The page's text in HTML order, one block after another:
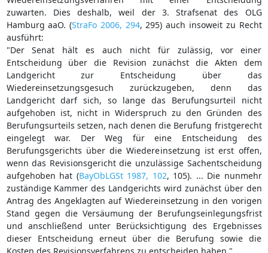
zuwarten. Dies deshalb, weil der 3. Strafsenat des OLG
Hamburg aaO. (StraFo 2006, 294, 295) auch insoweit zu Recht
ausführt:
"Der Senat hält es auch nicht für zulässig, vor einer
Entscheidung über die Revision zunächst die Akten dem
Landgericht zur Entscheidung über das
Wiedereinsetzungsgesuch zurückzugeben, denn das
Landgericht darf sich, so lange das Berufungsurteil nicht
aufgehoben ist, nicht in Widerspruch zu den Gründen des
Berufungsurteils setzen, nach denen die Berufung fristgerecht
eingelegt war. Der Weg für eine Entscheidung des
Berufungsgerichts über die Wiedereinsetzung ist erst offen,
wenn das Revisionsgericht die unzulässige Sachentscheidung
aufgehoben hat (BayObLGSt 1987, 102, 105). ... Die nunmehr
zuständige Kammer des Landgerichts wird zunächst über den
Antrag des Angeklagten auf Wiedereinsetzung in den vorigen
Stand gegen die Versäumung der Berufungseinlegungsfrist
und anschließend unter Berücksichtigung des Ergebnisses
dieser Entscheidung erneut über die Berufung sowie die
Kosten des Revisionsverfahrens zu entscheiden haben."